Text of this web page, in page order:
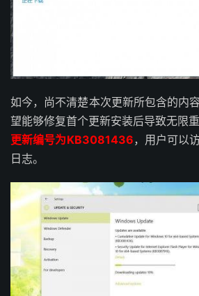
如今，尚不清楚本次更新所包含的内
望能够修复首个更新安装后导致无限重
更新编号为KB3081436，用户可以
日志。